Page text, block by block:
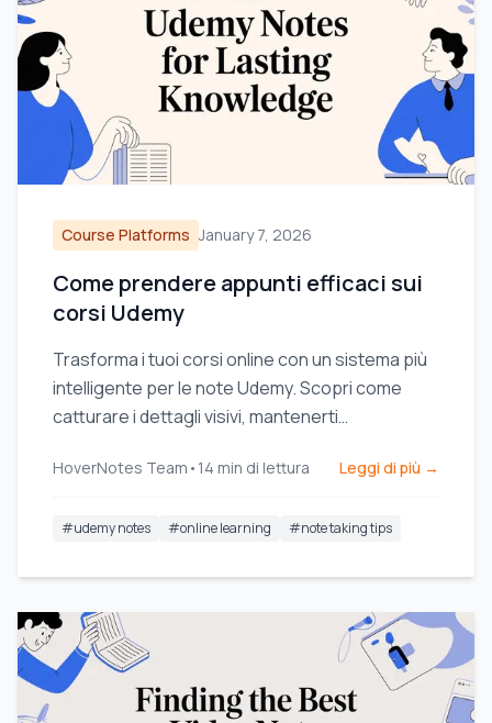
Course Platforms January 7, 2026
Come prendere appunti efficaci sui
corsi Udemy
Trasforma i tuoi corsi online con un sistema più
intelligente per le note Udemy. Scopri come
catturare i dettagli visivi, mantenerti
guardi.
HoverNotes Team • 14 min di lettura Leggi di più →
#udemy notes #online learning #note taking tips